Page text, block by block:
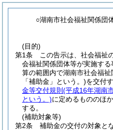
○湖南市社会福祉関係団
(目的)
第1条
この告示は、社会福祉
会福祉関係団体等が実施す
算の範囲内で湖南市社会福
「補助金」という。)を交付
金等交付規則 (平成16年湖南
という。)に定めるもののほ
する。
(補助対象等)
第2条
補助金の交付の対象と